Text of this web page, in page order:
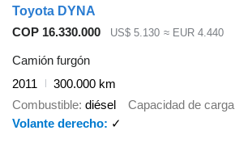
Toyota DYNA
COP 16.330.000
US$ 5.130 ≈ EUR 4.440
Camión furgón
2011
300.000 km
Combustible diésel Capacidad de carga
Volante derecho
✓